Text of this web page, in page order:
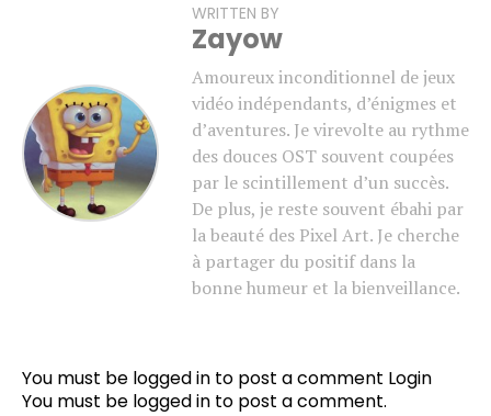
WRITTEN BY
Zayow
Amoureux inconditionnel de jeux
vidéo indépendants, d’énigmes et
d’aventures. Je virevolte au rythme
des douces OST souvent coupées
par le scintillement d’un succès.
De plus, je reste souvent ébahi par
la beauté des Pixel Art. Je cherche
à partager du positif dans la
bonne humeur et la bienveillance.
You must be logged in to post a comment Login
You must be logged in to post a comment.